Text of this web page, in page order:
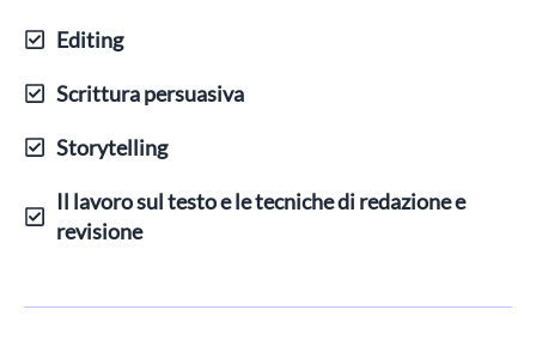
Editing
Scrittura persuasiva
Storytelling
Il lavoro sul testo e le tecniche di redazione e
revisione